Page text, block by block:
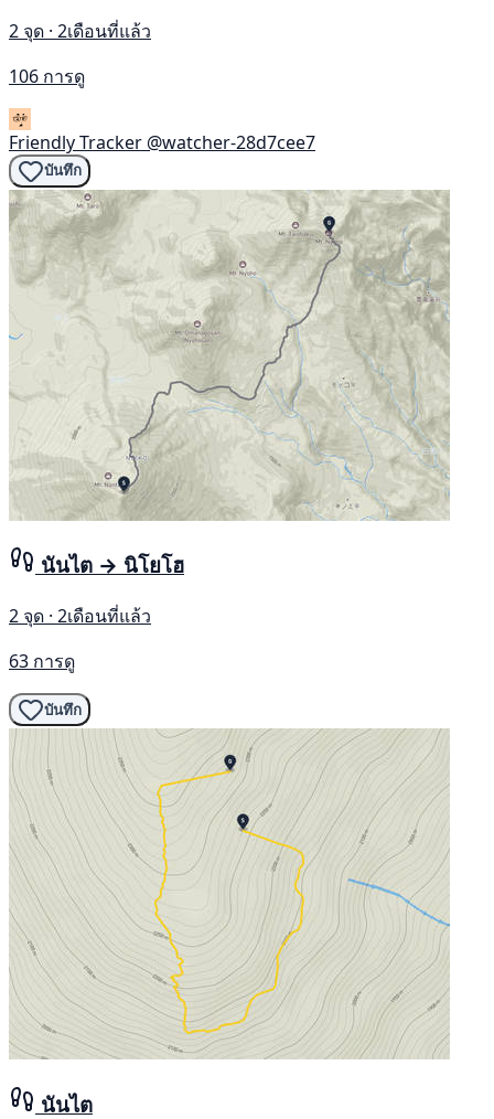
2 จุด · 2เดือนที่แล้ว
106 การดู
Friendly Tracker @watcher-28d7cee7
บันทึก
นันไต → นิโยโฮ
2 จุด · 2เดือนที่แล้ว
63 การดู
บันทึก
นันไต